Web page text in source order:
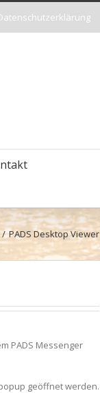
/ PADS Desktop Viewer
PADS Messenger
geöffnet werden.